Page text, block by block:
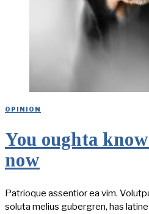
OPINION
You oughta
now
Patrioque assentior ea vim.
soluta melius gubergren, has